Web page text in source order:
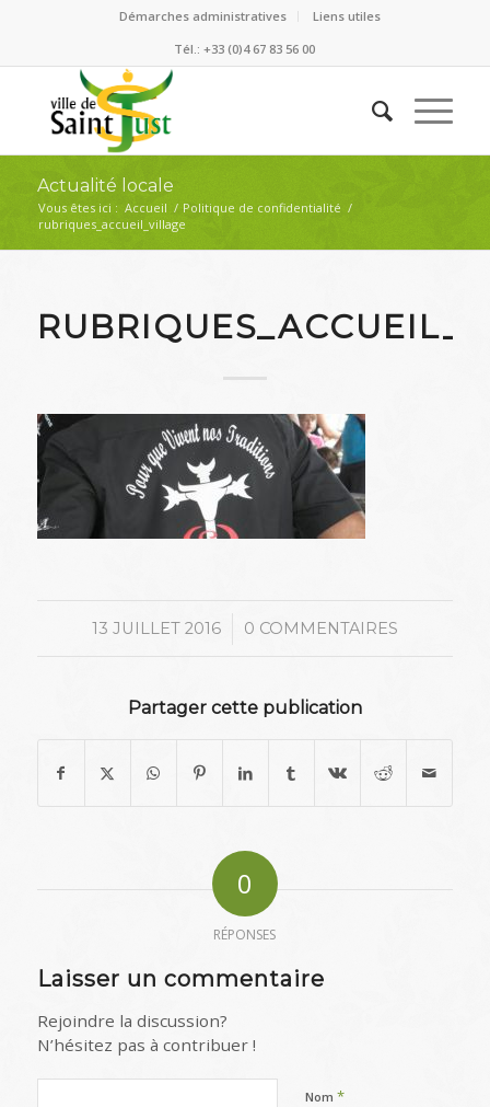
Démarches administratives
Liens utiles
Tél.: +33 (0)4 67 83 56 00
Actualité locale
Vous êtes ici : Accueil / Politique de confidentialité /
rubriques_accueil_village
13 JUILLET 2016
/ 0 COMMENTAIRES
Partager cette publication
0
RÉPONSES
Laisser un commentaire
Rejoindre la discussion?
N’hésitez pas à contribuer !
Nom *